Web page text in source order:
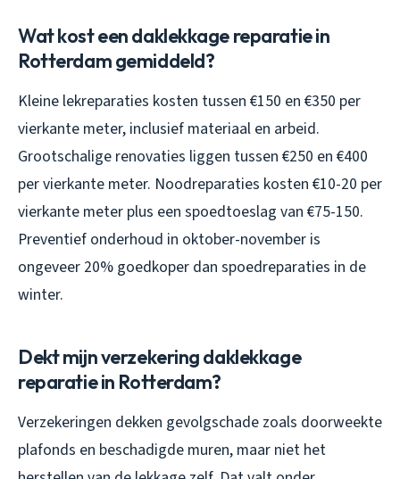
Wat kost een daklekkage reparatie in
Rotterdam gemiddeld?
Kleine lekreparaties kosten tussen €150 en €350 per
vierkante meter, inclusief materiaal en arbeid.
Grootschalige renovaties liggen tussen €250 en €400
per vierkante meter. Noodreparaties kosten €10-20 per
vierkante meter plus een spoedtoeslag van €75-150.
Preventief onderhoud in oktober-november is
ongeveer 20% goedkoper dan spoedreparaties in de
winter.
Dekt mijn verzekering daklekkage
reparatie in Rotterdam?
Verzekeringen dekken gevolgschade zoals doorweekte
plafonds en beschadigde muren, maar niet het